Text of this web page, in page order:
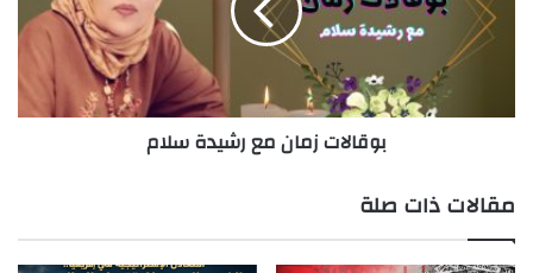
سلام
بوقالات زمان مع رشيدة سلام
مقالات ذات صلة